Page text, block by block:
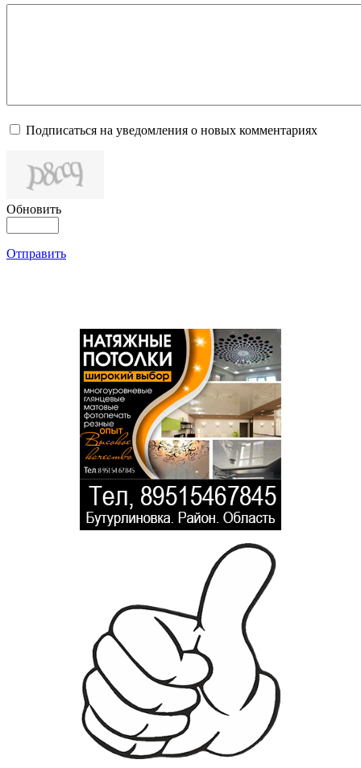
Подписаться на уведомления о новых комментариях
Обновить
Отправить